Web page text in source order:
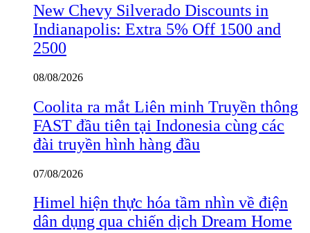
New Chevy Silverado Discounts in
Indianapolis: Extra 5% Off 1500 and
2500
08/08/2026
Coolita ra mắt Liên minh Truyền thông
FAST đầu tiên tại Indonesia cùng các
đài truyền hình hàng đầu
07/08/2026
Himel hiện thực hóa tầm nhìn về điện
dân dụng qua chiến dịch Dream Home